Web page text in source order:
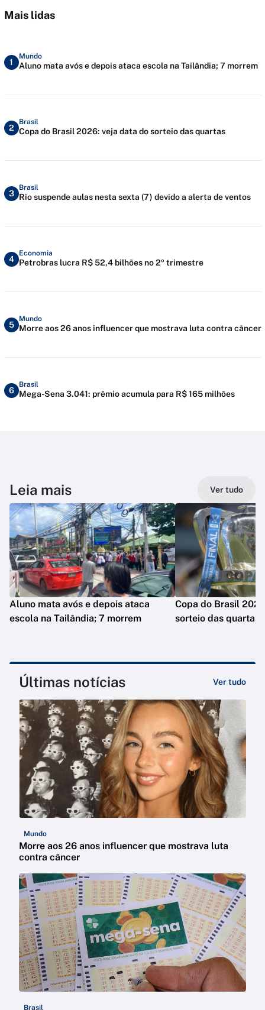
Mais lidas
1
Mundo
Aluno mata avós e depois ataca escola na Tailândia; 7 morrem
2
Brasil
Copa do Brasil 2026: veja data do sorteio das quartas
3
Brasil
Rio suspende aulas nesta sexta (7) devido a alerta de ventos
4
Economia
Petrobras lucra R$ 52,4 bilhões no 2º trimestre
5
Mundo
Morre aos 26 anos influencer que mostrava luta contra câncer
6
Brasil
Mega-Sena 3.041: prêmio acumula para R$ 165 milhões
Leia mais Ver tudo
Aluno mata avós e depois ataca
escola na Tailândia; 7 morrem
Copa do Brasil
sorteio das quartas
Últimas notícias Ver tudo
Mundo
Morre aos 26 anos influencer que mostrava luta
contra câncer
Brasil